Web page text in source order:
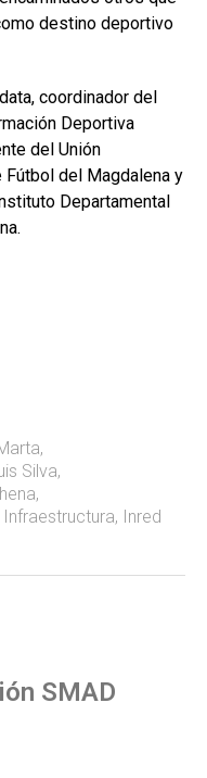
destino deportivo
coordinador del
Deportiva
del Unión
del Magdalena y
Departamental
,
Silva,
,
, Inred
SMAD